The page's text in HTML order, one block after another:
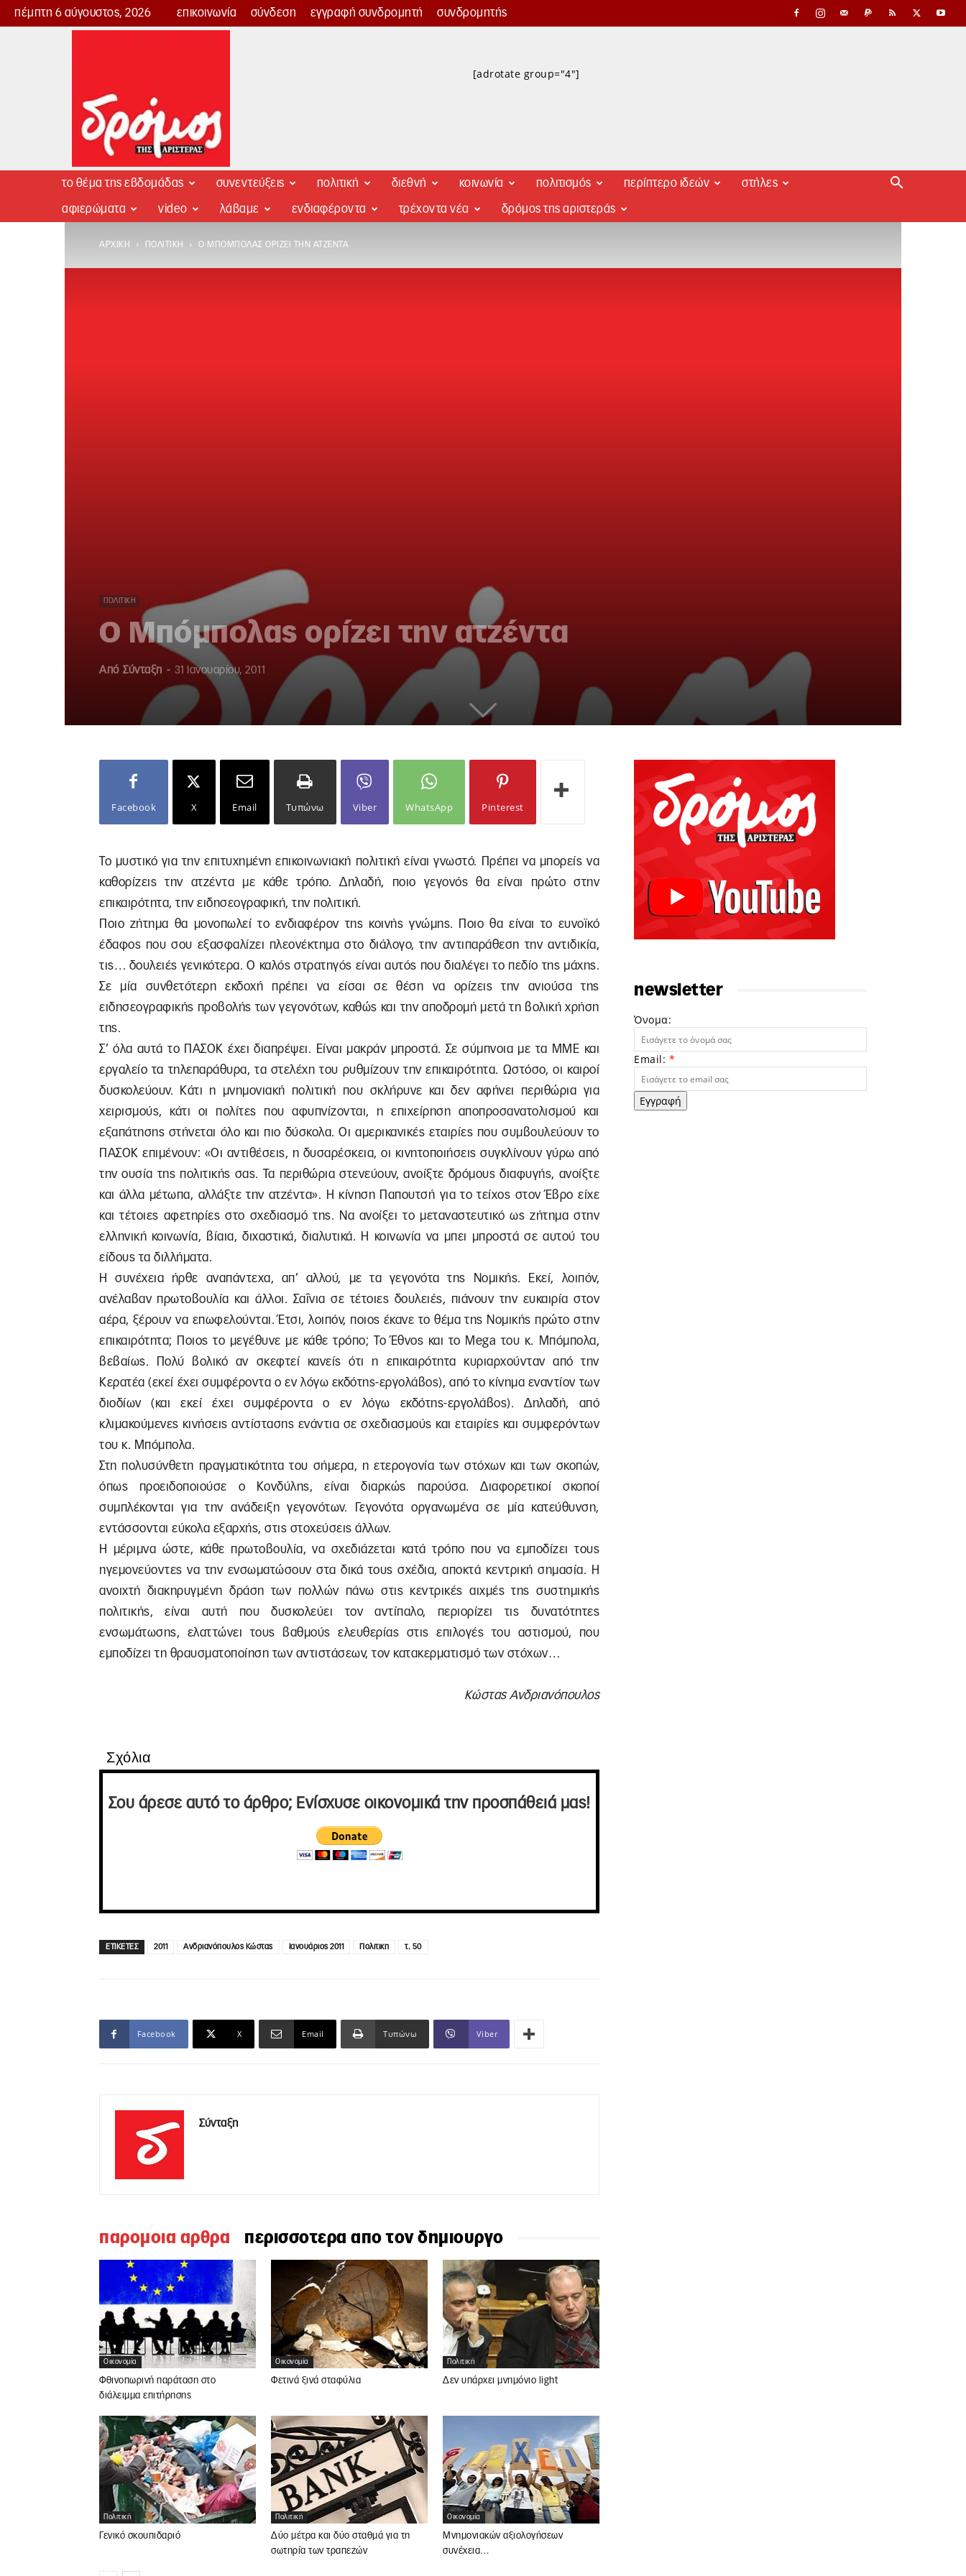
πέμπτη 6 αύγουστος, 2026 επικοινωνία σύνδεση εγγραφή συνδρομητή συνδρομητής
Δρόμος
[adrotate group="4"]
το θέμα της εβδομάδας συνεντεύξεις πολιτική διεθνή κοινωνία πολιτισμός περίπτερο ιδεών στήλες
αφιερώματα video λάβαμε ενδιαφέροντα τρέχοντα νέα δρόμος της αριστεράς
ΑΡΧΙΚΉ ΠΟΛΙΤΙΚΉ Ο ΜΠΌΜΠΟΛΑΣ ΟΡΊΖΕΙ ΤΗΝ ΑΤΖΈΝΤΑ
ΠΟΛΙΤΙΚΉ
Ο Μπόμπολας ορίζει την ατζέντα
Από Σύνταξη - 31 Ιανουαρίου, 2011
Facebook X Email Τυπώνω Viber WhatsApp Pinterest
Το μυστικό για την επιτυχημένη επικοινωνιακή πολιτική είναι γνωστό. Πρέπει να μπορείς να
καθορίζεις την ατζέντα με κάθε τρόπο. Δηλαδή, ποιο γεγονός θα είναι πρώτο στην
επικαιρότητα, την ειδησεογραφική, την πολιτική.
Ποιο ζήτημα θα μονοπωλεί το ενδιαφέρον της κοινής γνώμης. Ποιο θα είναι το ευνοϊκό
έδαφος που σου εξασφαλίζει πλεονέκτημα στο διάλογο, την αντιπαράθεση την αντιδικία,
τις… δουλειές γενικότερα. Ο καλός στρατηγός είναι αυτός που διαλέγει το πεδίο της μάχης.
Σε μία συνθετότερη εκδοχή πρέπει να είσαι σε θέση να ορίζεις την ανιούσα της
ειδησεογραφικής προβολής των γεγονότων, καθώς και την αποδρομή μετά τη βολική χρήση
της.
Σ’ όλα αυτά το ΠΑΣΟΚ έχει διαπρέψει. Είναι μακράν μπροστά. Σε σύμπνοια με τα ΜΜΕ και
εργαλείο τα τηλεπαράθυρα, τα στελέχη του ρυθμίζουν την επικαιρότητα. Ωστόσο, οι καιροί
δυσκολεύουν. Κάτι η μνημονιακή πολιτική που σκλήρυνε και δεν αφήνει περιθώρια για
χειρισμούς, κάτι οι πολίτες που αφυπνίζονται, η επιχείρηση αποπροσανατολισμού και
εξαπάτησης στήνεται όλο και πιο δύσκολα. Οι αμερικανικές εταιρίες που συμβουλεύουν το
ΠΑΣΟΚ επιμένουν: «Οι αντιθέσεις, η δυσαρέσκεια, οι κινητοποιήσεις συγκλίνουν γύρω από
την ουσία της πολιτικής σας. Τα περιθώρια στενεύουν, ανοίξτε δρόμους διαφυγής, ανοίξτε
και άλλα μέτωπα, αλλάξτε την ατζέντα». Η κίνηση Παπουτσή για το τείχος στον Έβρο είχε
και τέτοιες αφετηρίες στο σχεδιασμό της. Να ανοίξει το μεταναστευτικό ως ζήτημα στην
ελληνική κοινωνία, βίαια, διχαστικά, διαλυτικά. Η κοινωνία να μπει μπροστά σε αυτού του
είδους τα διλλήματα.
Η συνέχεια ήρθε αναπάντεχα, απ’ αλλού, με τα γεγονότα της Νομικής. Εκεί, λοιπόν,
ανέλαβαν πρωτοβουλία και άλλοι. Σαΐνια σε τέτοιες δουλειές, πιάνουν την ευκαιρία στον
αέρα, ξέρουν να επωφελούνται. Έτσι, λοιπόν, ποιος έκανε το θέμα της Νομικής πρώτο στην
επικαιρότητα; Ποιος το μεγέθυνε με κάθε τρόπο; Το Έθνος και το Mega του κ. Μπόμπολα,
βεβαίως. Πολύ βολικό αν σκεφτεί κανείς ότι η επικαιρότητα κυριαρχούνταν από την
Κερατέα (εκεί έχει συμφέροντα ο εν λόγω εκδότης-εργολάβος), από το κίνημα εναντίον των
διοδίων (και εκεί έχει συμφέροντα ο εν λόγω εκδότης-εργολάβος). Δηλαδή, από
κλιμακούμενες κινήσεις αντίστασης ενάντια σε σχεδιασμούς και εταιρίες και συμφερόντων
του κ. Μπόμπολα.
Στη πολυσύνθετη πραγματικότητα του σήμερα, η ετερογονία των στόχων και των σκοπών,
όπως προειδοποιούσε ο Κονδύλης, είναι διαρκώς παρούσα. Διαφορετικοί σκοποί
συμπλέκονται για την ανάδειξη γεγονότων. Γεγονότα οργανωμένα σε μία κατεύθυνση,
εντάσσονται εύκολα εξαρχής, στις στοχεύσεις άλλων.
Η μέριμνα ώστε, κάθε πρωτοβουλία, να σχεδιάζεται κατά τρόπο που να εμποδίζει τους
ηγεμονεύοντες να την ενσωματώσουν στα δικά τους σχέδια, αποκτά κεντρική σημασία. Η
ανοιχτή διακηρυγμένη δράση των πολλών πάνω στις κεντρικές αιχμές της συστημικής
πολιτικής, είναι αυτή που δυσκολεύει τον αντίπαλο, περιορίζει τις δυνατότητες
ενσωμάτωσης, ελαττώνει τους βαθμούς ελευθερίας στις επιλογές του αστισμού, που
εμποδίζει τη θραυσματοποίηση των αντιστάσεων, τον κατακερματισμό των στόχων…
Κώστας Ανδριανόπουλος
Σχόλια
Σου άρεσε αυτό το άρθρο; Ενίσχυσε οικονομικά την προσπάθειά μας!
ΕΤΙΚΕΤΕΣ 2011 Ανδριανόπουλος Κώστας Ιανουάριος 2011 Πολιτικη τ. 50
Facebook X Email Τυπώνω Viber
Σύνταξη
παρομοια αρθρα περισσοτερα απο τον δημιουργο
Οικονομία
Φθινοπωρινή παράταση στο
διάλειμμα επιτήρησης
Οικονομία
Φετινά ξινά σταφύλια
Πολιτική
Δεν υπάρχει μνημόνιο light
Πολιτική
Γενικό σκουπιδαριό
Πολιτική
Δύο μέτρα και δύο σταθμά για τη
σωτηρία των τραπεζών
Οικονομία
Μνημονιακών αξιολογήσεων
συνέχεια…
newsletter
Όνομα:
Email: *
Εγγραφή